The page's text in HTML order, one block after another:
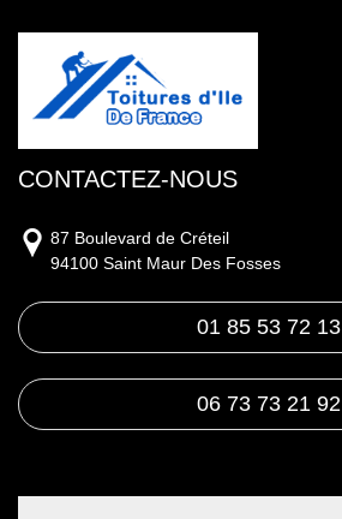
CONTACTEZ-NOUS
87 Boulevard de Créteil
94100 Saint Maur Des Fosses
01 85 53 72 13
06 73 73 21 92